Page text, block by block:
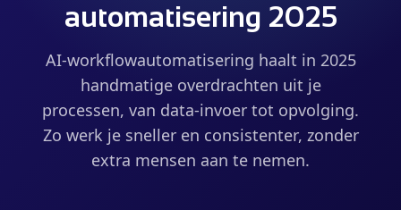
automatisering 2025
AI-workflowautomatisering haalt in 2025
handmatige overdrachten uit je
processen, van data-invoer tot opvolging.
Zo werk je sneller en consistenter, zonder
extra mensen aan te nemen.